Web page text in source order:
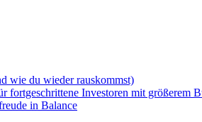
wie du wieder rauskommst)
fortgeschrittene Investoren mit größerem
in Balance